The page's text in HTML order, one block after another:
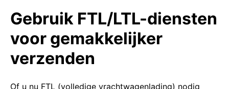
Gebruik FTL/LTL-diensten
voor gemakkelijker
verzenden
Of u nu FTL (volledige vrachtwagenlading) nodig